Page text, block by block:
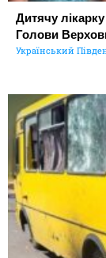
Дитячу
Голови
Український